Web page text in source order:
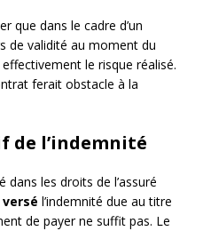
que dans le cadre d’un
de validité au moment du
le risque réalisé.
ferait obstacle à la
de l’indemnité
dans les droits de l’assuré
l’indemnité due au titre
de payer ne suffit pas. Le